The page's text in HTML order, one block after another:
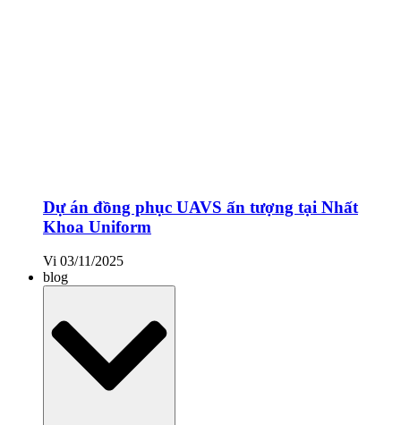
Dự án đồng phục UAVS ấn tượng tại Nhất
Khoa Uniform
Vi 03/11/2025
blog